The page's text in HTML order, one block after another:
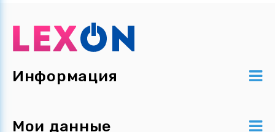
Информация
Мои данные